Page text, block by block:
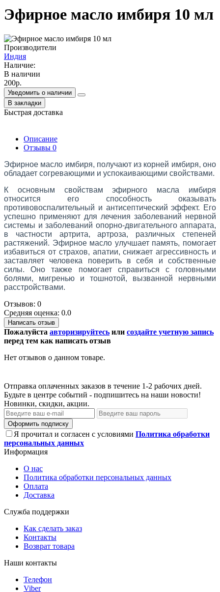
Эфирное масло имбиря 10 мл
Производители
Индия
Наличие:
В наличии
200р.
Уведомить о наличии
В закладки
Быстрая доставка
Описание
Отзывы 0
Эфирное масло имбиря, получают из корней имбиря, оно
обладает согревающими и успокаивающими свойствами.
К основным свойствам эфирного масла имбиря
относится его способность оказывать
противовоспалительный и антисептический эффект. Его
успешно применяют для лечения заболеваний нервной
системы и заболеваний опорно-двигательного аппарата,
в частности артрита, артроза, различных степеней
растяжений. Эфирное масло улучшает память, помогает
избавиться от страхов, апатии, снижает агрессивность и
заставляет человека поверить в себя и собственные
силы. Оно также помогает справиться с головными
болями, мигренью и тошнотой, вызванной нервными
расстройствами.
Отзывов: 0
Средняя оценка: 0.0
Написать отзыв
Пожалуйста авторизируйтесь или создайте учетную запись
перед тем как написать отзыв
Нет отзывов о данном товаре.
Отправка оплаченных заказов в течение 1-2 рабочих дней.
Будьте в центре событий - подпишитесь на наши новости!
Новинки, скидки, акции.
Оформить подписку
Я прочитал и согласен с условиями Политика обработки
персональных данных
Информация
О нас
Политика обработки персональных данных
Оплата
Доставка
Служба поддержки
Как сделать заказ
Контакты
Возврат товара
Наши контакты
Телефон
Viber